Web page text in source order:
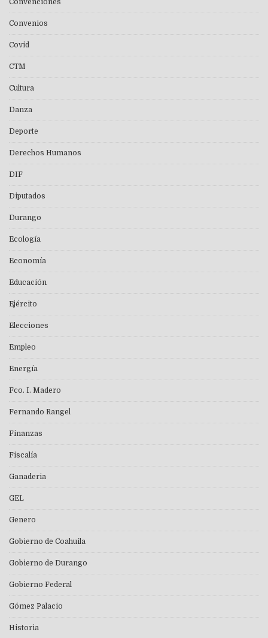
Convenciones
Convenios
Covid
CTM
Cultura
Danza
Deporte
Derechos Humanos
DIF
Diputados
Durango
Ecología
Economía
Educación
Ejército
Elecciones
Empleo
Energía
Fco. I. Madero
Fernando Rangel
Finanzas
Fiscalía
Ganaderia
GEL
Genero
Gobierno de Coahuila
Gobierno de Durango
Gobierno Federal
Gómez Palacio
Historia